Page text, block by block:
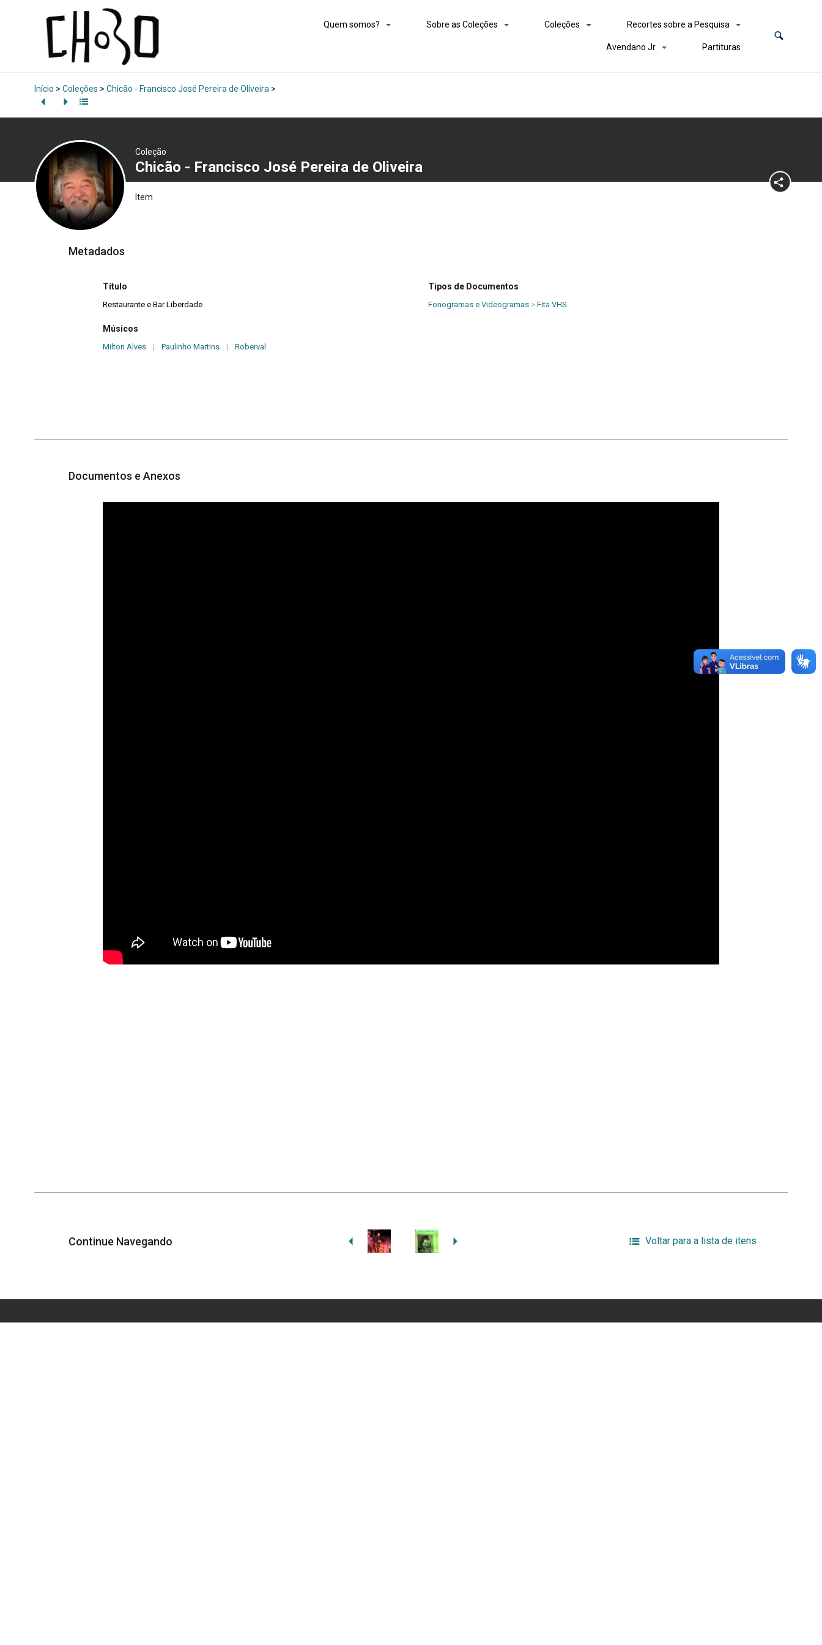
Quem somos? Sobre as Coleções Coleções Recortes sobre a Pesquisa
Avendano Jr Partituras
Início > Coleções > Chicão - Francisco José Pereira de Oliveira >
Coleção
Chicão - Francisco José Pereira de Oliveira
Item
Metadados
Título
Restaurante e Bar Liberdade
Músicos
Milton Alves | Paulinho Martins | Roberval
Tipos de Documentos
Fonogramas e Videogramas > Fita VHS
Documentos e Anexos
Continue Navegando Voltar para a lista de itens